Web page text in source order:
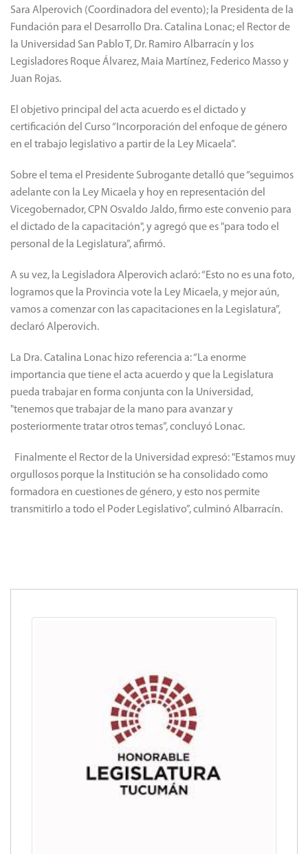
Sara Alperovich (Coordinadora del evento); la Presidenta de la
Fundación para el Desarrollo Dra. Catalina Lonac; el Rector de
la Universidad San Pablo T, Dr. Ramiro Albarracín y los
Legisladores Roque Álvarez, Maia Martínez, Federico Masso y
Juan Rojas.
El objetivo principal del acta acuerdo es el dictado y
certificación del Curso “Incorporación del enfoque de género
en el trabajo legislativo a partir de la Ley Micaela”.
Sobre el tema el Presidente Subrogante detalló que “seguimos
adelante con la Ley Micaela y hoy en representación del
Vicegobernador, CPN Osvaldo Jaldo, firmo este convenio para
el dictado de la capacitación", y agregó que es "para todo el
personal de la Legislatura”, afirmó.
A su vez, la Legisladora Alperovich aclaró: “Esto no es una foto,
logramos que la Provincia vote la Ley Micaela, y mejor aún,
vamos a comenzar con las capacitaciones en la Legislatura”,
declaró Alperovich.
La Dra. Catalina Lonac hizo referencia a: “La enorme
importancia que tiene el acta acuerdo y que la Legislatura
pueda trabajar en forma conjunta con la Universidad,
"tenemos que trabajar de la mano para avanzar y
posteriormente tratar otros temas”, concluyó Lonac.
Finalmente el Rector de la Universidad expresó: "Estamos muy
orgullosos porque la Institución se ha consolidado como
formadora en cuestiones de género, y esto nos permite
transmitirlo a todo el Poder Legislativo”, culminó Albarracín.